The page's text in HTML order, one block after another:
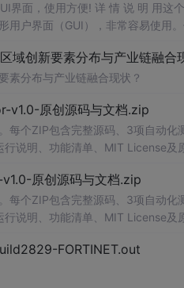
界面，使用方便! 详 情 说 明 用这
户界面（GUI），非常容易使用
域创新要素分布与产业链融合
素分布与产业链融合现状？
原创源码与文档.zip
每个ZIP包含完整源码、3项自动
说明、功能清单、MIT License
素材。适合前端开发、AI应用工程
原创源码与文档.zip
每个ZIP包含完整源码、3项自动
说明、功能清单、MIT License
素材。适合前端开发、AI应用工程
FORTINET.out